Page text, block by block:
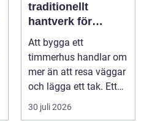
traditionellt
hantverk för
moderna behov
Att bygga ett
timmerhus handlar om
mer än att resa väggar
och lägga ett tak. Ett
timmerhus är ett lå...
30 juli 2026